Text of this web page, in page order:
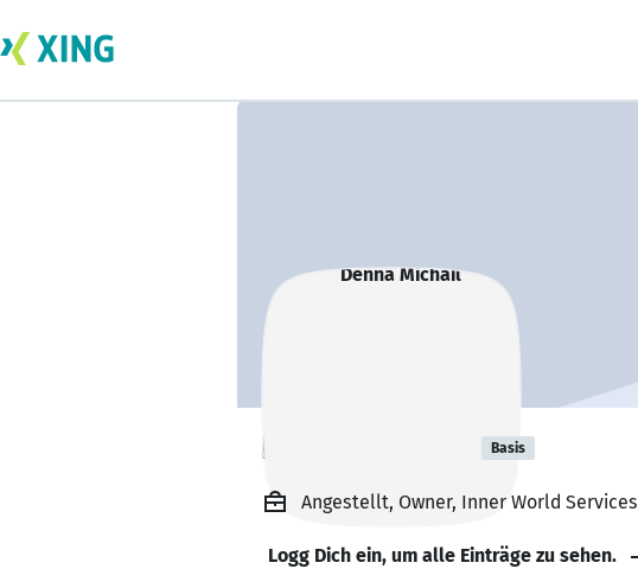
Denna Michail Basis
Angestellt, Owner, Inner World Services
Logg Dich ein, um alle Einträge zu sehen.